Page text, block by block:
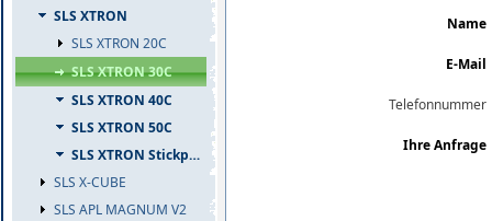
SLS XTRON
SLS XTRON 20C
SLS XTRON 30C
SLS XTRON 40C
SLS XTRON 50C
SLS XTRON Stickpack
SLS X-CUBE
SLS APL MAGNUM V2
Name
E-Mail
Telefonnummer
Ihre Anfrage